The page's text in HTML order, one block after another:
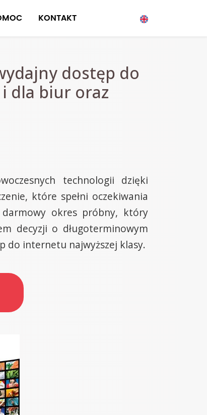
KONTAKT
dostęp do
dla biur oraz
technologii dzięki
które spełni oczekiwania
okres próbny, który
decyzji o długoterminowym
do internetu najwyższej klasy.